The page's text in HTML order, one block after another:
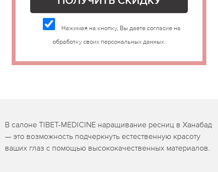
Нажимая на кнопку, Вы даете согласие на
обработку своих персональных данных.
В салоне TIBET-MEDICINE наращивание ресниц в Ханабад
— это возможность подчеркнуть естественную красоту
ваших глаз с помощью высококачественных материалов.